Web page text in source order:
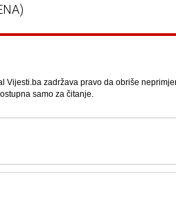
Vijesti.ba zadržava pravo da obriše
samo za čitanje.